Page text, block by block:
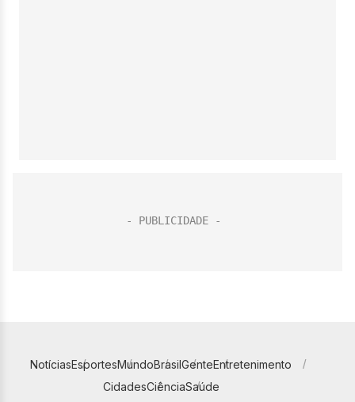
NotíciasEsportesMundoBrasilGenteEntretenimento
CidadesCiênciaSaúde